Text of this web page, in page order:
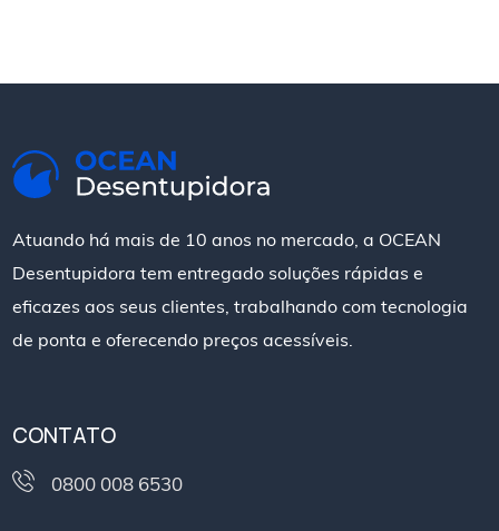
Atuando há mais de 10 anos no mercado, a OCEAN
Desentupidora tem entregado soluções rápidas e
eficazes aos seus clientes, trabalhando com tecnologia
de ponta e oferecendo preços acessíveis.
CONTATO
0800 008 6530